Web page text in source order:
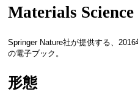
Materials Science
Springer Nature社が提供する、
の電子ブック。
形態